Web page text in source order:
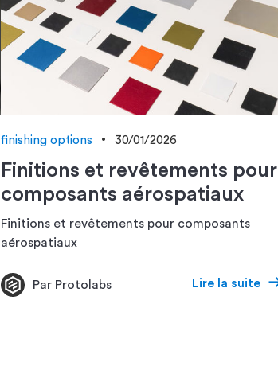
finishing options 30/01/2026
Finitions et revêtements pour
composants aérospatiaux
Finitions et revêtements pour composants
aérospatiaux
Par Protolabs Lire la suite